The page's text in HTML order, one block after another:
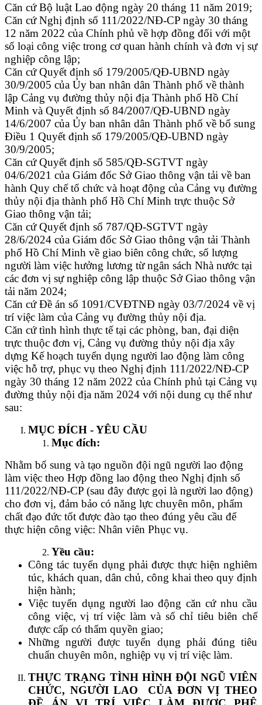
Căn cứ Bộ luật Lao động ngày 20 tháng 11 năm 2019;
Căn cứ Nghị định số 111/2022/NĐ-CP ngày 30 tháng
12 năm 2022 của Chính phủ về hợp đồng đối với một
số loại công việc trong cơ quan hành chính và đơn vị sự
nghiệp công lập;
Căn cứ Quyết định số 179/2005/QĐ-UBND ngày
30/9/2005 của Ủy ban nhân dân Thành phố về thành
lập Cảng vụ đường thủy nội địa Thành phố Hồ Chí
Minh và Quyết định số 84/2007/QĐ-UBND ngày
14/6/2007 của Ủy ban nhân dân Thành phố về bổ sung
Điều 1 Quyết định số 179/2005/QĐ-UBND ngày
30/9/2005;
Căn cứ Quyết định số 585/QĐ-SGTVT ngày
04/6/2021 của Giám đốc Sở Giao thông vận tải về ban
hành Quy chế tổ chức và hoạt động của Cảng vụ đường
thủy nội địa thành phố Hồ Chí Minh trực thuộc Sở
Giao thông vận tải;
Căn cứ Quyết định số 787/QĐ-SGTVT ngày
28/6/2024 của Giám đốc Sở Giao thông vận tải Thành
phố Hồ Chí Minh về giao biên công chức, số lượng
người làm việc hưởng lương từ ngân sách Nhà nước tại
các đơn vị sự nghiệp công lập thuộc Sở Giao thông vận
tải năm 2024;
Căn cứ Đề án số 1091/CVĐTNĐ ngày 03/7/2024 về vị
trí việc làm của Cảng vụ đường thủy nội địa.
Căn cứ tình hình thực tế tại các phòng, ban, đại diện
trực thuộc đơn vị, Cảng vụ đường thủy nội địa xây
dựng Kế hoạch tuyển dụng người lao động làm công
việc hỗ trợ, phục vụ theo Nghị định 111/2022/NĐ-CP
ngày 30 tháng 12 năm 2022 của Chính phủ tại Cảng vụ
đường thủy nội địa năm 2024 với nội dung cụ thể như
sau:
MỤC ĐÍCH - YÊU CẦU
Mục đích:
Nhằm bổ sung và tạo nguồn đội ngũ người lao động
làm việc theo Hợp đồng lao động theo Nghị định số
111/2022/NĐ-CP (sau đây được gọi là người lao động)
cho đơn vị, đảm bảo có năng lực chuyên môn, phẩm
chất đạo đức tốt được đào tạo theo đúng yêu cầu để
thực hiện công việc: Nhân viên Phục vụ.
Yều cầu:
Công tác tuyển dụng phải được thực hiện nghiêm
túc, khách quan, dân chủ, công khai theo quy định
hiện hành;
Việc tuyển dụng người lao động căn cứ nhu cầu
công việc, vị trí việc làm và số chỉ tiêu biên chế
được cấp có thẩm quyền giao;
Những người được tuyển dụng phải đúng tiêu
chuẩn chuyên môn, nghiệp vụ vị trí việc làm.
THỰC TRẠNG TÌNH HÌNH ĐỘI NGŨ VIÊN
CHỨC, NGƯỜI LAO CỦA ĐƠN VỊ THEO